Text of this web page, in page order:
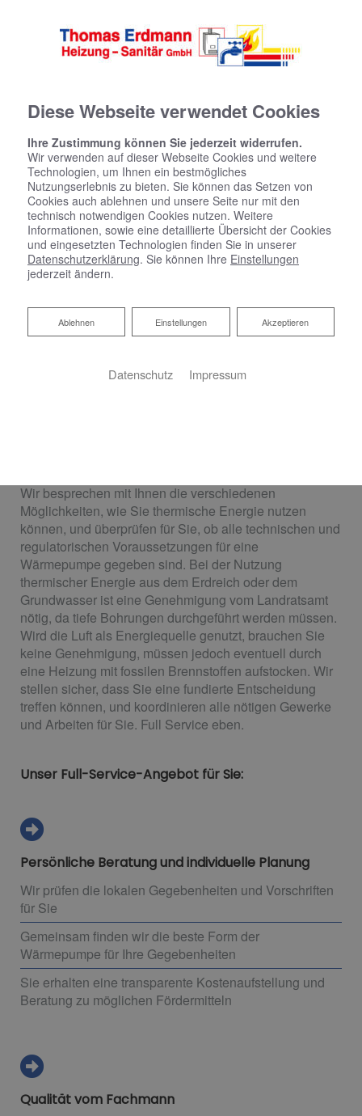
Heizen mit Wärmepumpe
Thomas Erdmann Heizung-Sanitär GmbH:
Ihr Partner für nachhaltige Wärme
Ihnen fehlt eine nachhaltige Form der Heizung für
Wir besprechen mit Ihnen die verschiedenen
Möglichkeiten, wie Sie thermische Energie nutzen
können, und überprüfen für Sie, ob alle technischen und
regulatorischen Voraussetzungen für eine
Wärmepumpe gegeben sind. Bei der Nutzung
thermischer Energie aus dem Erdreich oder dem
Grundwasser ist eine Genehmigung vom Landratsamt
nötig, da tiefe Bohrungen durchgeführt werden müssen.
Wird die Luft als Energiequelle genutzt, brauchen Sie
keine Genehmigung, müssen jedoch eventuell durch
eine Heizung mit fossilen Brennstoffen aufstocken. Wir
stellen sicher, dass Sie eine fundierte Entscheidung
treffen können, und koordinieren alle nötigen Gewerke
und Arbeiten für Sie. Full Service eben.
Unser Full-Service-Angebot für Sie:
Persönliche Beratung und individuelle Planung
Wir prüfen die lokalen Gegebenheiten und Vorschriften
für Sie
Gemeinsam finden wir die beste Form der
Wärmepumpe für Ihre Gegebenheiten
Sie erhalten eine transparente Kostenaufstellung und
Beratung zu möglichen Fördermitteln
Qualität vom Fachmann
Diese Webseite verwendet Cookies
Ihre Zustimmung können Sie jederzeit widerrufen.
Wir verwenden auf dieser Webseite Cookies und weitere
Technologien, um Ihnen ein bestmögliches
Nutzungserlebnis zu bieten. Sie können das Setzen von
Cookies auch ablehnen und unsere Seite nur mit den
technisch notwendigen Cookies nutzen. Weitere
Informationen, sowie eine detaillierte Übersicht der Cookies
und eingesetzten Technologien finden Sie in unserer
Datenschutzerklärung. Sie können Ihre Einstellungen
jederzeit ändern.
Akzeptieren
Einstellungen
Ablehnen
Ablehnen
Datenschutz Impressum